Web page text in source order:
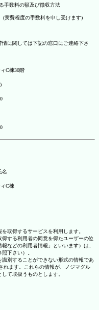
手数料の額及び徴収方法
(実費程度の手数料を申し受けます)
に関しては下記の窓口にご連絡下さ
C棟30階
名
C棟
取得するサービスを利用します。
する利用者の同意を得たユーザーの位
などの利用者情報」といいます）は、
下さい）。
別することができない形式の情報であ
れます。これらの情報が、ノジマグル
て取扱うものとします。